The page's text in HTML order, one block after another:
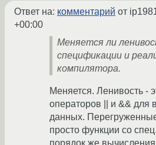
Ответ на: комментарий от
+00:00
Меняется ли
спецификации и
компилятора.
Меняется. Ленивость -
операторов || и && для
данных.
просто функции со